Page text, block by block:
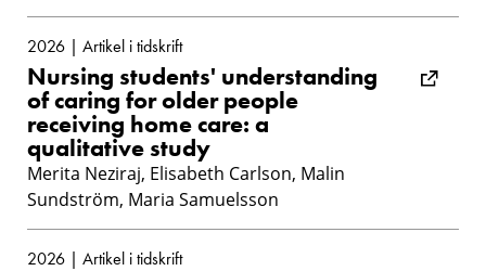
2026 | Artikel i tidskrift
Nursing students' understanding
of caring for older people
receiving home care: a
qualitative study
Merita Neziraj, Elisabeth Carlson, Malin
Sundström, Maria Samuelsson
2026 | Artikel i tidskrift